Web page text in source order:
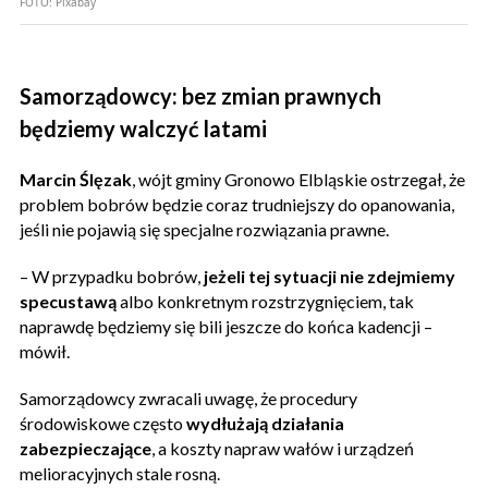
Samorządowcy: bez zmian prawnych
będziemy walczyć latami
Marcin Ślęzak, wójt gminy Gronowo Elbląskie ostrzegał, że
problem bobrów będzie coraz trudniejszy do opanowania,
jeśli nie pojawią się specjalne rozwiązania prawne.
– W przypadku bobrów, jeżeli tej sytuacji nie zdejmiemy
specustawąalbo konkretnym rozstrzygnięciem, tak
naprawdę będziemy się bili jeszcze do końca kadencji –
mówił.
Samorządowcy zwracali uwagę, że procedury
środowiskowe częstowydłużają działania
zabezpieczające, a koszty napraw wałów i urządzeń
melioracyjnych stale rosną.